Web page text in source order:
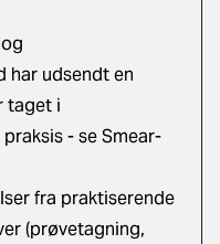
har udsendt en
taget i
- se Smear-
fra praktiserende
(prøvetagning,